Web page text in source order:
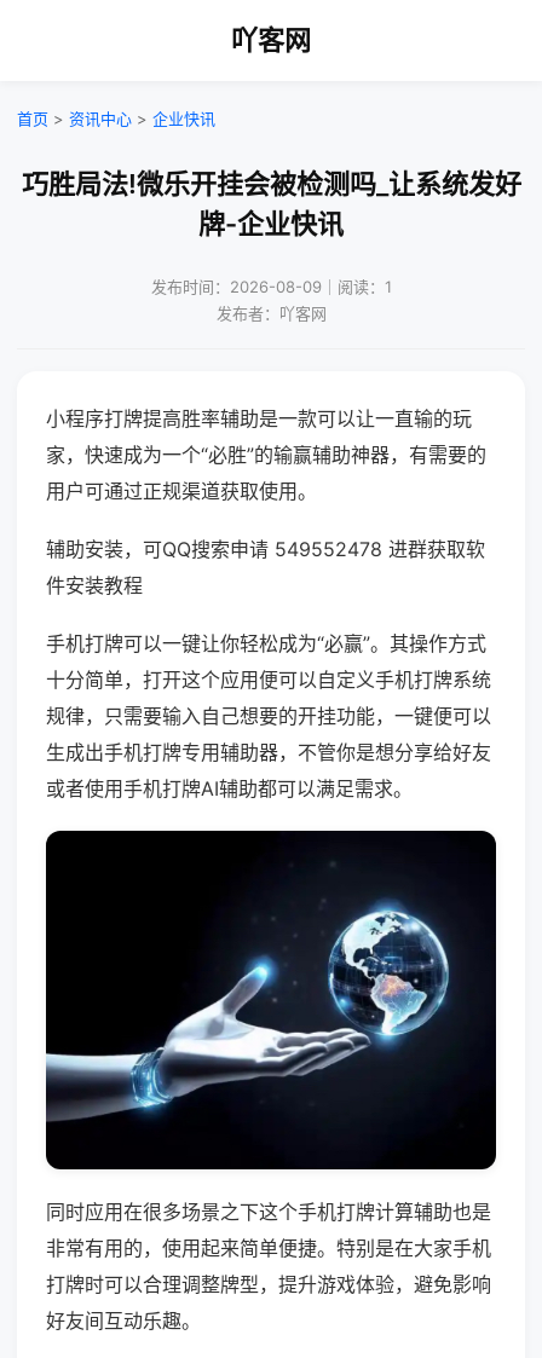
吖客网
首页 > 资讯中心 > 企业快讯
巧胜局法!微乐开挂会被检测吗_让系统发好
牌-企业快讯
发布时间：2026-08-09｜阅读：1
发布者：吖客网
小程序打牌提高胜率辅助是一款可以让一直输的玩
家，快速成为一个“必胜”的输赢辅助神器，有需要的
用户可通过正规渠道获取使用。
辅助安装，可QQ搜索申请 549552478 进群获取软
件安装教程
手机打牌可以一键让你轻松成为“必赢”。其操作方式
十分简单，打开这个应用便可以自定义手机打牌系统
规律，只需要输入自己想要的开挂功能，一键便可以
生成出手机打牌专用辅助器，不管你是想分享给好友
或者使用手机打牌AI辅助都可以满足需求。
同时应用在很多场景之下这个手机打牌计算辅助也是
非常有用的，使用起来简单便捷。特别是在大家手机
打牌时可以合理调整牌型，提升游戏体验，避免影响
好友间互动乐趣。